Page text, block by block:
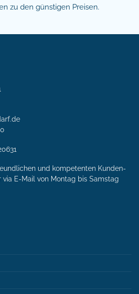
zu den günstigen Preisen.
und kompetenten Kunden­
E-Mail von Mon­tag bis Samstag